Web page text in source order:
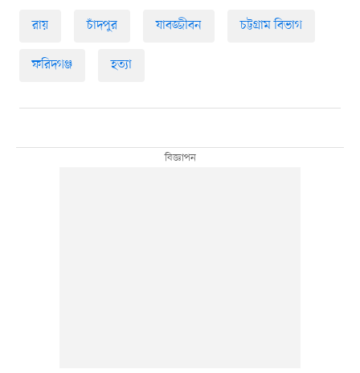
রায় চাঁদপুর যাবজ্জীবন চট্টগ্রাম বিভাগ
ফরিদগঞ্জ হত্যা